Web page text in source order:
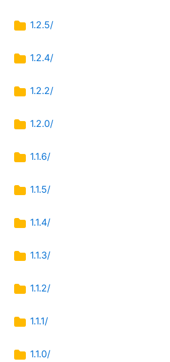
1.2.5/
1.2.4/
1.2.2/
1.2.0/
1.1.6/
1.1.5/
1.1.4/
1.1.3/
1.1.2/
1.1.1/
1.1.0/